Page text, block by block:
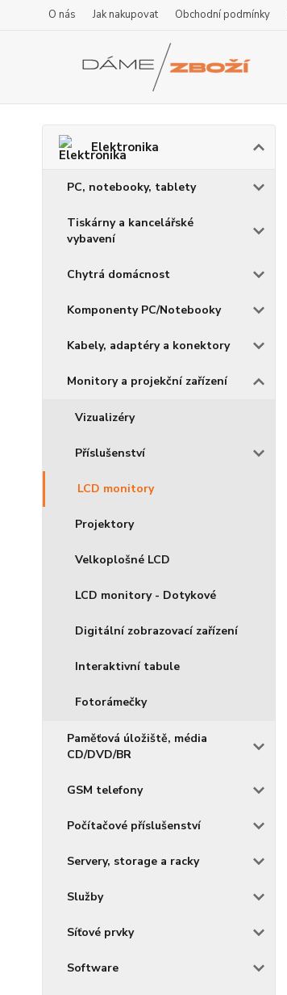
O nás Jak nakupovat Obchodní podmínky
Elektronika
PC, notebooky, tablety
Tiskárny a kancelářské
vybavení
Chytrá domácnost
Komponenty PC/Notebooky
Kabely, adaptéry a konektory
Monitory a projekční zařízení
Vizualizéry
Příslušenství
LCD monitory
Projektory
Velkoplošné LCD
LCD monitory - Dotykové
Digitální zobrazovací zařízení
Interaktivní tabule
Fotorámečky
Paměťová úložiště, média
CD/DVD/BR
GSM telefony
Počítačové příslušenství
Servery, storage a racky
Služby
Síťové prvky
Software